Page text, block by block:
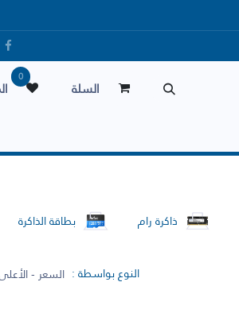
السلة
0
ذاكرة رام بطاقة الذاكرة
النوع بواسطة : السعر -